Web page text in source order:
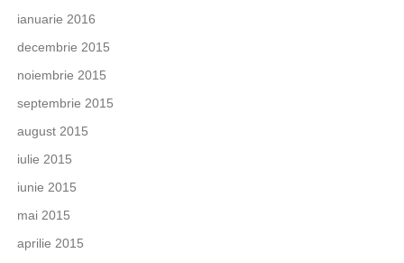
ianuarie 2016
decembrie 2015
noiembrie 2015
septembrie 2015
august 2015
iulie 2015
iunie 2015
mai 2015
aprilie 2015